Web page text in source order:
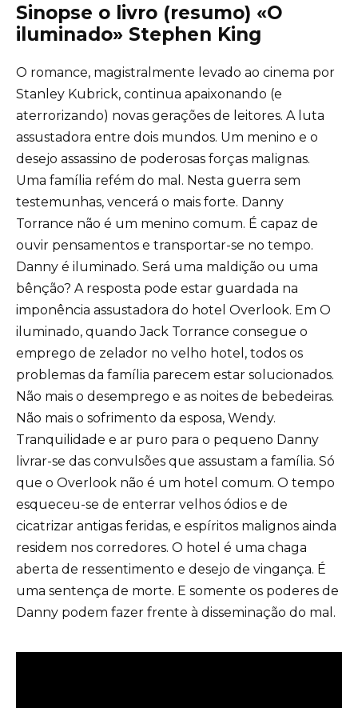
Sinopse o livro (resumo) «O
iluminado» Stephen King
O romance, magistralmente levado ao cinema por
Stanley Kubrick, continua apaixonando (e
aterrorizando) novas gerações de leitores. A luta
assustadora entre dois mundos. Um menino e o
desejo assassino de poderosas forças malignas.
Uma família refém do mal. Nesta guerra sem
testemunhas, vencerá o mais forte. Danny
Torrance não é um menino comum. É capaz de
ouvir pensamentos e transportar-se no tempo.
Danny é iluminado. Será uma maldição ou uma
bênção? A resposta pode estar guardada na
imponência assustadora do hotel Overlook. Em O
iluminado, quando Jack Torrance consegue o
emprego de zelador no velho hotel, todos os
problemas da família parecem estar solucionados.
Não mais o desemprego e as noites de bebedeiras.
Não mais o sofrimento da esposa, Wendy.
Tranquilidade e ar puro para o pequeno Danny
livrar-se das convulsões que assustam a família. Só
que o Overlook não é um hotel comum. O tempo
esqueceu-se de enterrar velhos ódios e de
cicatrizar antigas feridas, e espíritos malignos ainda
residem nos corredores. O hotel é uma chaga
aberta de ressentimento e desejo de vingança. É
uma sentença de morte. E somente os poderes de
Danny podem fazer frente à disseminação do mal.